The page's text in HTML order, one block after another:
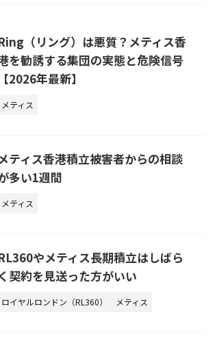
（リング）は悪質？メティス香
を勧誘する集団の実態と危険信号
【2026年最新】
メティス
ティス香港積立被害者からの相談
多い1週間
メティス
やメティス長期積立はしばら
く契約を見送った方がいい
ロイヤルロンドン（RL360） メティス